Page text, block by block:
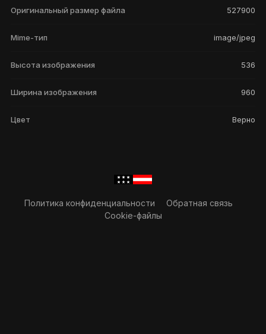
Оригинальный размер файла 527900
Mime-тип image/jpeg
Высота изображения 536
Ширина изображения 960
Цвет Верно
Политика конфиденциальности
Обратная связь
Cookie-файлы